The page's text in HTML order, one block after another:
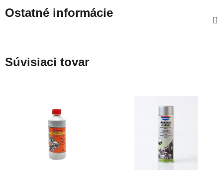
Ostatné informácie
Súvisiaci tovar